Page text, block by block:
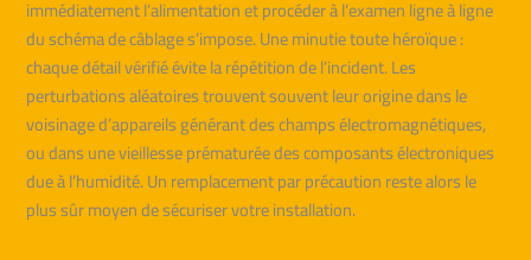
immédiatement l’alimentation et procéder à l’examen ligne à ligne
du schéma de câblage s’impose. Une minutie toute héroïque :
chaque détail vérifié évite la répétition de l’incident. Les
perturbations aléatoires trouvent souvent leur origine dans le
voisinage d’appareils générant des champs électromagnétiques,
ou dans une vieillesse prématurée des composants électroniques
due à l’humidité. Un remplacement par précaution reste alors le
plus sûr moyen de sécuriser votre installation.